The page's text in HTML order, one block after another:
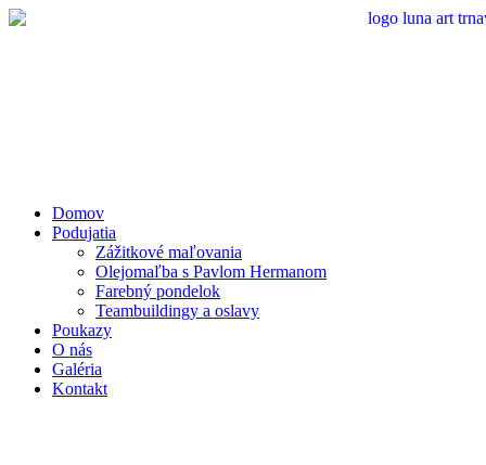
Preskočiť
Domov
Podujatia
Zážitkové maľovania
Olejomaľba s Pavlom Hermanom
Farebný pondelok
Teambuildingy a oslavy
Poukazy
O nás
Galéria
Kontakt